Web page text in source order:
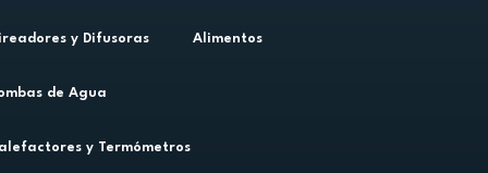
y Difusoras Alimentos
de Agua
y Termómetros